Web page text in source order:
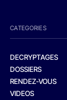
CATEGORIES
DECRYPTAGES
DOSSIERS
RENDEZ-VOUS
VIDEOS